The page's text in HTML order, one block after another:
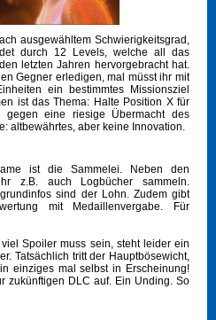
ausgewähltem Schwierigkeitsgrad,
durch 12 Levels, welche all das
letzten Jahren hervorgebracht hat.
Gegner erledigen, mal müsst ihr mit
ein bestimmtes Missionsziel
ist das Thema: Halte Position X für
gegen eine riesige Übermacht des
altbewährtes, aber keine Innovation.
ist die Sammelei. Neben den
z.B. auch Logbücher sammeln.
sind der Lohn. Zudem gibt
mit Medaillenvergabe. Für
Spoiler muss sein, steht leider ein
Tatsächlich tritt der Hauptbösewicht,
einziges mal selbst in Erscheinung!
zukünftigen DLC auf. Ein Unding. So